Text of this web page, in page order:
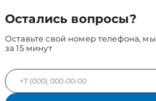
Остались вопросы?
Оставьте свой номер телефона,
за 15 минут